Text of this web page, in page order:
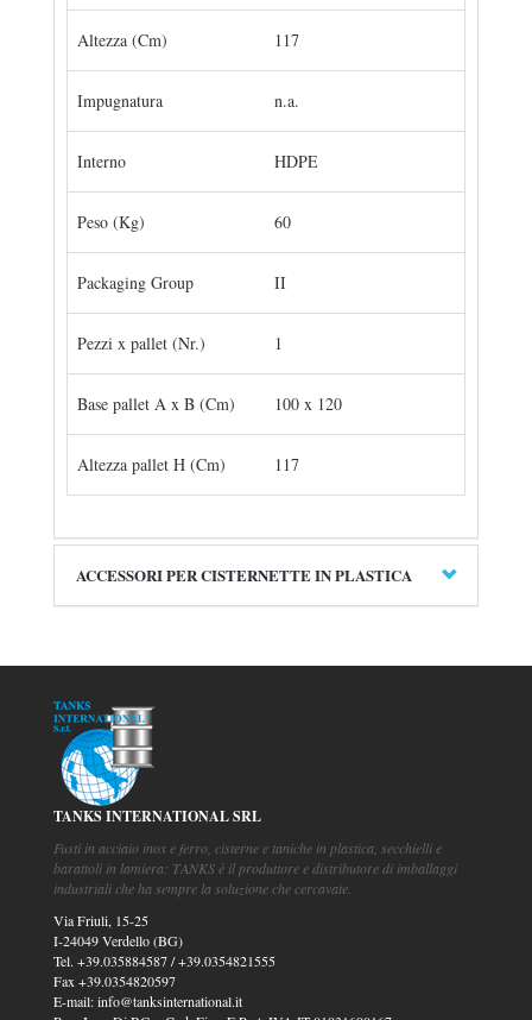
Altezza (Cm) 117
Impugnatura n.a.
Interno HDPE
Peso (Kg) 60
Packaging Group II
Pezzi x pallet (Nr.) 1
Base pallet A x B (Cm) 100 x 120
Altezza pallet H (Cm) 117
ACCESSORI PER CISTERNETTE IN PLASTICA
TANKS INTERNATIONAL SRL
Fusti in acciaio inox e ferro, cisterne e taniche in plastica, secchielli e
barattoli in lamiera: TANKS è il produttore e distributore di imballaggi
industriali che ha sempre la soluzione che cercavate.
Via Friuli, 15-25
I-24049 Verdello (BG)
Tel. +39.035884587/+39.0354821555
Fax +39.0354820597
E-mail:info@tanksinternational.it